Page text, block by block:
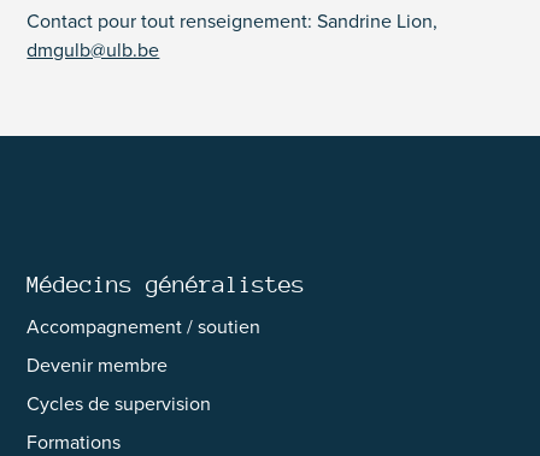
Contact pour tout renseignement: Sandrine Lion,
dmgulb@ulb.be
Médecins généralistes
Accompagnement / soutien
Devenir membre
Cycles de supervision
Formations